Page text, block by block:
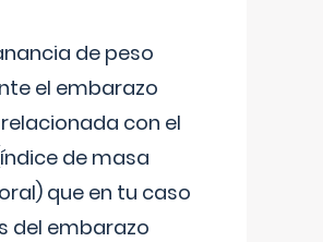
de peso
el embarazo
con el
de masa
que en tu caso
del embarazo